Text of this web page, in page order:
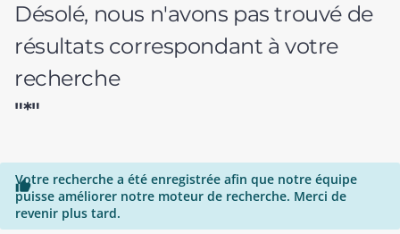
Désolé, nous n'avons pas trouvé de
résultats correspondant à votre
recherche
"*"

Votre recherche a été enregistrée afin que notre équipe
puisse améliorer notre moteur de recherche. Merci de
revenir plus tard.